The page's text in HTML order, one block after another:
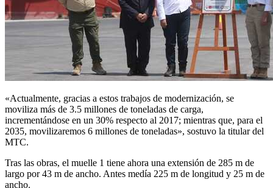
«Actualmente, gracias a estos trabajos de modernización, se
moviliza más de 3.5 millones de toneladas de carga,
incrementándose en un 30% respecto al 2017; mientras que, para el
2035, movilizaremos 6 millones de toneladas», sostuvo la titular del
MTC.
Tras las obras, el muelle 1 tiene ahora una extensión de 285 m de
largo por 43 m de ancho. Antes medía 225 m de longitud y 25 m de
ancho.